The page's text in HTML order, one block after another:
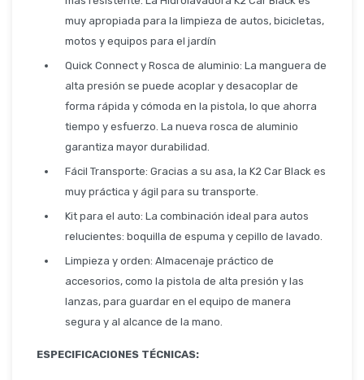
muy apropiada para la limpieza de autos, bicicletas,
motos y equipos para el jardín
Quick Connect y Rosca de aluminio: La manguera de
alta presión se puede acoplar y desacoplar de
forma rápida y cómoda en la pistola, lo que ahorra
tiempo y esfuerzo. La nueva rosca de aluminio
garantiza mayor durabilidad.
Fácil Transporte: Gracias a su asa, la K2 Car Black es
muy práctica y ágil para su transporte.
Kit para el auto: La combinación ideal para autos
relucientes: boquilla de espuma y cepillo de lavado.
Limpieza y orden: Almacenaje práctico de
accesorios, como la pistola de alta presión y las
lanzas, para guardar en el equipo de manera
segura y al alcance de la mano.
ESPECIFICACIONES TÉCNICAS: